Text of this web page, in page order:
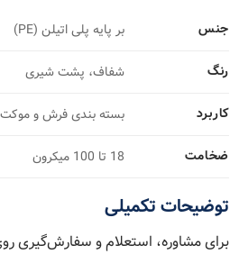
جنس بر پایه پلی اتیلن (PE)
رنگ شفاف، پشت شیری
کاربرد بسته بندی فرش و موکت
ضخامت 18 تا 100 میکرون
توضیحات تکمیلی
برای مشاوره، استعلام و سفارش‌گیری